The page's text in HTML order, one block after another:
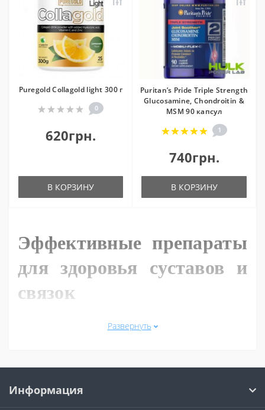
Puregold Collagold light 300 г
0
620грн.
В КОРЗИНУ
Puritan’s Pride Triple Strength
Glucosamine, Chondroitin &
MSM 90 капсул
1
740грн.
В КОРЗИНУ
Эффективные препараты
для здоровья суставов и
связок
Именно поэтому важно их укреплять. В чем помогают
хондропротекторы недорого
Развернуть
Информация